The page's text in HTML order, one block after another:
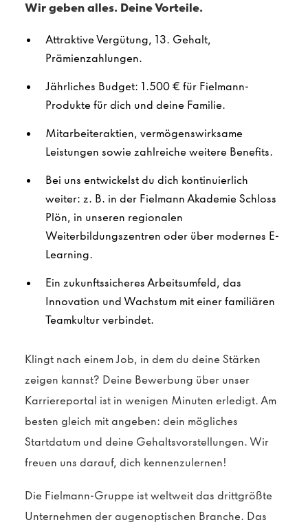
Wir geben alles. Deine Vorteile.
Attraktive Vergütung, 13. Gehalt,
Prämienzahlungen.
Jährliches Budget: 1.500 € für Fielmann-
Produkte für dich und deine Familie.
Mitarbeiteraktien, vermögenswirksame
Leistungen sowie zahlreiche weitere Benefits.
Bei uns entwickelst du dich kontinuierlich
weiter: z. B. in der Fielmann Akademie Schloss
Plön, in unseren regionalen
Weiterbildungszentren oder über modernes E-
Learning.
Ein zukunftssicheres Arbeitsumfeld, das
Innovation und Wachstum mit einer familiären
Teamkultur verbindet.
Klingt nach einem Job, in dem du deine Stärken
zeigen kannst? Deine Bewerbung über unser
Karriereportal ist in wenigen Minuten erledigt. Am
besten gleich mit angeben: dein mögliches
Startdatum und deine Gehaltsvorstellungen. Wir
freuen uns darauf, dich kennenzulernen!
Die Fielmann-Gruppe ist weltweit das drittgrößte
Unternehmen der augenoptischen Branche. Das